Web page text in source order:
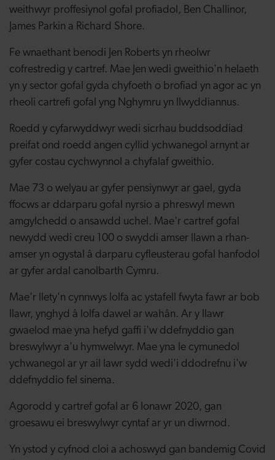
weithwyr proffesiynol gofal profiadol, Ben Challinor,
James Parkin a Richard Shore.
Fe wnaethant benodi Jen Roberts yn rheolwr
cofrestredig y cartref. Mae Jen wedi gweithio'n helaeth
yn y sector gofal gyda chyfoeth o brofiad yn agor ac yn
rheoli cartrefi gofal yng Nghymru yn llwyddiannus.
Roedd y cyfarwyddwyr wedi sicrhau buddsoddiad
preifat ond roedd angen cyllid ychwanegol arnynt ar
gyfer costau cychwynnol a chyfalaf gweithio.
Mae 73 o welyau ar gyfer pensiynwyr ar gael, gyda
ffocws ar ddarparu gofal nyrsio a phreswyl mewn
amgylchedd o ansawdd uchel. Mae'r cartref gofal
newydd wedi creu 100 o swyddi amser llawn a rhan-
amser yn ogystal â darparu cyfleusterau gofal hanfodol
ar gyfer ardal canolbarth Cymru.
Mae'r llety'n cynnwys lolfa ac ystafell fwyta fawr ar bob
llawr, ynghyd â lolfa dawel ar wahân. Ar y llawr
gwaelod mae yna hefyd gaffi i'w ddefnyddio gan
breswylwyr a'u hymwelwyr. Mae yna le cymunedol
ychwanegol ar yr ail lawr sydd wedi'i ddodrefnu i'w
ddefnyddio fel sinema.
Agorodd y cartref gofal ar 6 Ionawr 2020, gan
groesawu ei breswylwyr cyntaf ar yr un diwrnod.
Yn ystod y cyfnod cloi a achoswyd gan bandemig Covid